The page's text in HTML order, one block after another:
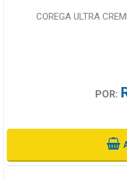
COREGA ULTRA
POR: